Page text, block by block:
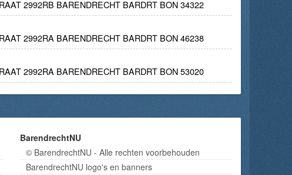
2992RB BARENDRECHT BARDRT BON 34322
2992RA BARENDRECHT BARDRT BON 46238
2992RA BARENDRECHT BARDRT BON 53020
BarendrechtNU
© BarendrechtNU - Alle rechten voorbehouden
BarendrechtNU logo's en banners